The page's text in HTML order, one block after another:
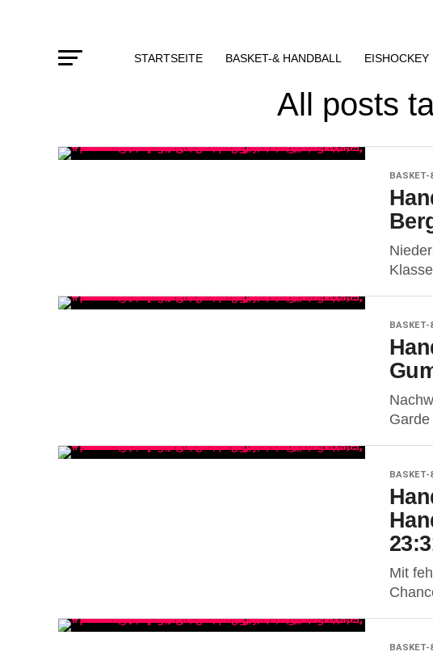
STARTSEITE BASKET-& HANDBALL EISHOCKEY
All posts
BASKET-
BASKET-
BASKET-
Mit
BASKET-